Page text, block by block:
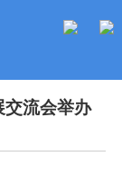
交流会举办